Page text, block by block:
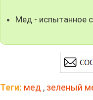
Мед - испытанное
Теги: мед , зеленый